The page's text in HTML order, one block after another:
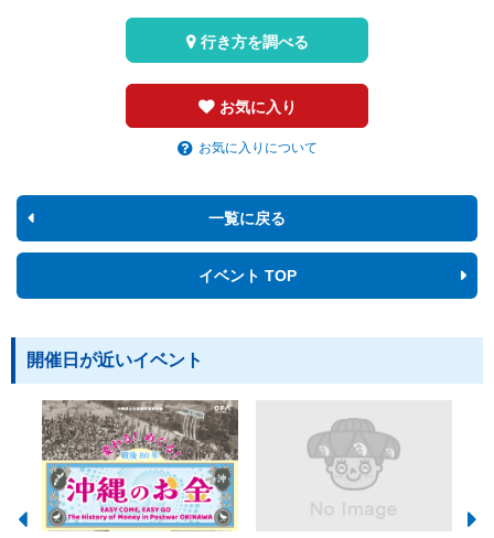
お気に入り
お気に入りについて
行き方を調べる
一覧に戻る
イベント TOP
開催日が近いイベント